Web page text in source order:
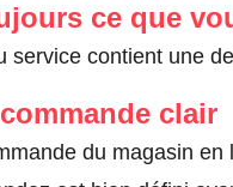
ce que
service contient une
clair
du magasin